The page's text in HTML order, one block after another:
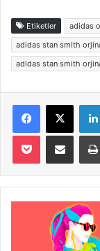
Etiketler
adidas
adidas stan smith
adidas stan smith
Facebook
X
Pocket E-Posta ile paylaş